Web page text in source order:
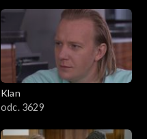
Klan
odc. 3629